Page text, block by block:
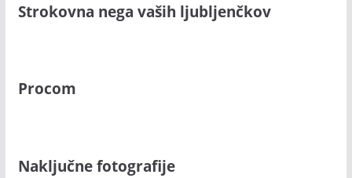
Strokovna nega vaših ljubljenčkov
Procom
Naključne fotografije